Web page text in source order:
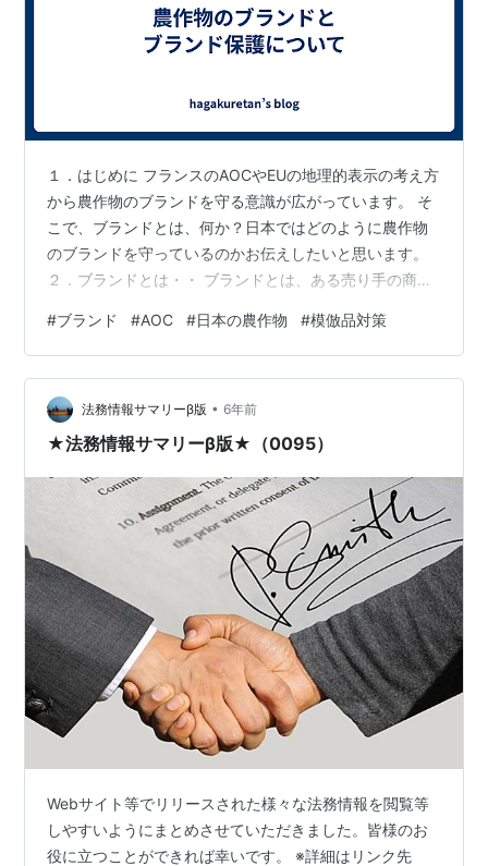
１．はじめに フランスのAOCやEUの地理的表示の考え方
から農作物のブランドを守る意識が広がっています。 そ
こで、ブランドとは、何か？日本ではどのように農作物
のブランドを守っているのかお伝えしたいと思います。
２．ブランドとは・・ ブランドとは、ある売り手の商品
した名称や、言葉、デザイン等をいいます（アメリカマ
ーケティング協会の定義）。 古ロルド語（北欧諸国後の
祖先と言われる言語です。）の「焼き印をつける」
（「Burned」）が語源で、この焼き印は、放牧している
家畜が自分の所有者であるか識別するために付けられ、
#ブランド #AOC #日本の農作物 #模倣品対策
法務情報サマリーβ版 • 6年前
★法務情報サマリーβ版★（0095）
Webサイト等でリリースされた様々な法務情報を閲覧等
しやすいようにまとめさせていただきました。皆様のお
役に立つことができれば幸いです。 ※詳細はリンク先